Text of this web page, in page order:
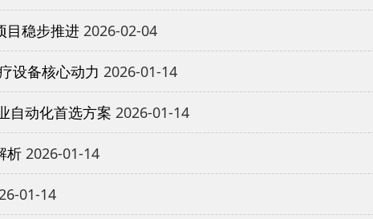
目稳步推进 2026-02-04
设备核心动力 2026-01-14
自动化首选方案 2026-01-14
析 2026-01-14
01-14